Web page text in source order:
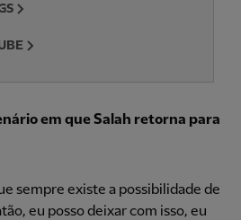
em que Salah retorna para
sempre existe a possibilidade de
eu posso deixar com isso, eu